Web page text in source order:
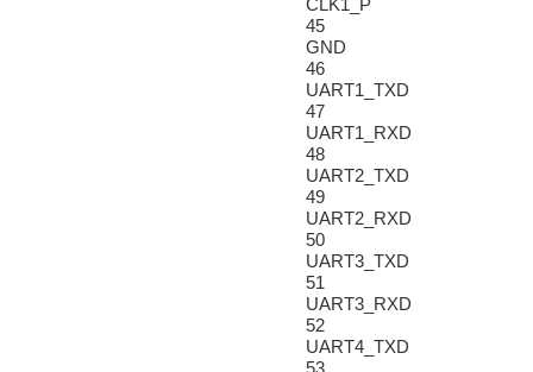
45
GND
46
UART1_TXD
47
UART1_RXD
48
UART2_TXD
49
UART2_RXD
50
UART3_TXD
51
UART3_RXD
52
UART4_TXD
53